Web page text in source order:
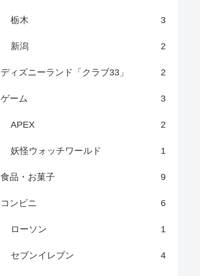
栃木 3
新潟 2
ディズニーランド「クラブ33」 2
ゲーム 3
APEX 2
妖怪ウォッチワールド 1
食品・お菓子 9
コンビニ 6
ローソン 1
セブンイレブン 4